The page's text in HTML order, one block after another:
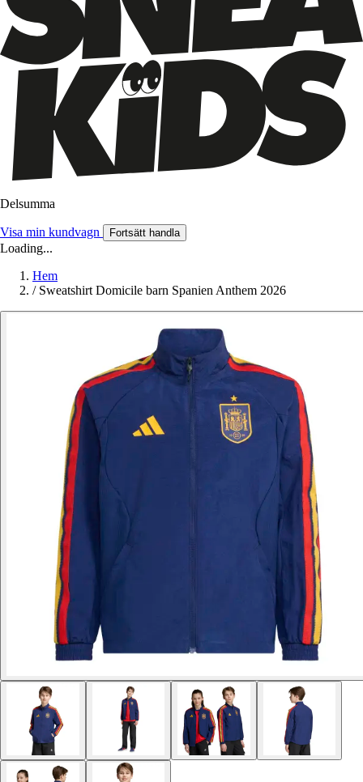
Delsumma
Visa min kundvagn Fortsätt handla
Loading...
Hem
/ Sweatshirt Domicile barn Spanien Anthem 2026